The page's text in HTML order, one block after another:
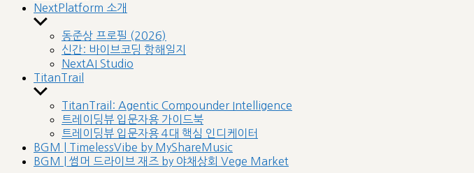
NextPlatform 소개
Show
sub
menu
동준상 프로필 (2026)
신간: 바이브코딩 항해일지
NextAI Studio
TitanTrail
Show
sub
menu
TitanTrail: Agentic Compounder Intelligence
트레이딩뷰 입문자용 가이드북
트레이딩뷰 입문자용 4대 핵심 인디케이터
BGM | TimelessVibe by MyShareMusic
BGM | 썸머 드라이브 재즈 by 야채상회 Vege Market